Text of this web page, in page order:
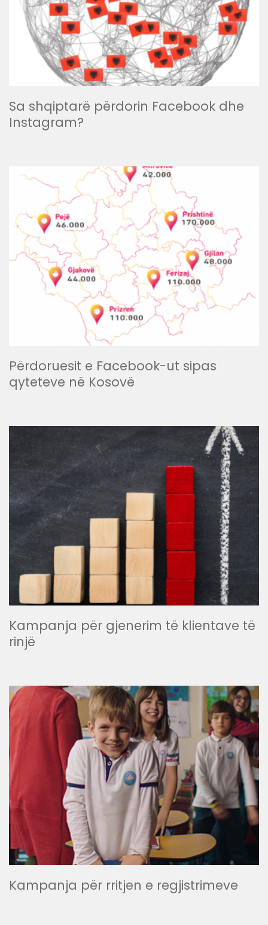
Sa shqiptarë përdorin Facebook dhe
Instagram?
Përdoruesit e Facebook-ut sipas
qyteteve në Kosovë
Kampanja për gjenerim të klientave të
rinjë
Kampanja për rritjen e regjistrimeve